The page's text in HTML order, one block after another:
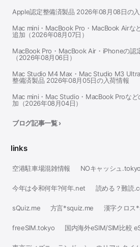
Apple認定整備済製品 2026年08月08日の入
Mac mini・MacBook Pro・MacBook Airな
追加（2026年08月07日）
MacBook Pro・MacBook Air・iPhoneの認
（2026年08月06日）
Mac Studio M4 Max・Mac Studio M3
整備済製品 2026年08月05日の入荷情報
Mac mini・Mac Studio・MacBook Proなど
加（2026年08月04日）
ブログ記事一覧 ›
links
空港駐車場混雑情報 NOキャッシュ.tokyo
今年は令和何年?何年.net 読める？難読
sQuiz.me 方言*squiz.me 漢字クロス
freeSIM.tokyo 国内海外eSIM/SIM比較